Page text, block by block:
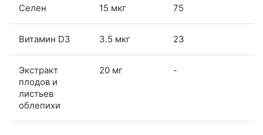
Селен 15 мкг 75
Витамин D3 3.5 мкг 23
Экстракт
плодов и
листьев
облепихи
20 мг -